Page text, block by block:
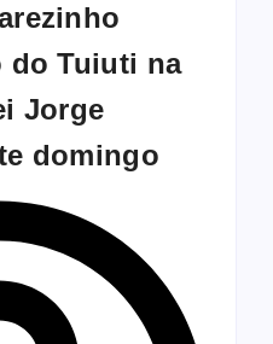
do Tuiuti na
Jorge
domingo